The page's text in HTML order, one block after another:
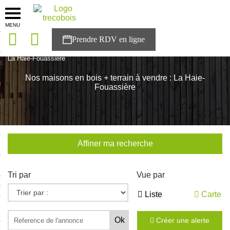
MENU
solutions
Trecobois
à NESTOR
La Haie-Fouassière
Nos maisons en bois + terrain à vendre : La Haie-
Fouassière
Affiner ma recherche
Tri par Vue par
Liste Carte
Créer une alerte